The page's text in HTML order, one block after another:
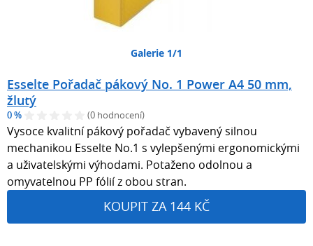
Galerie 1/1
Esselte Pořadač pákový No. 1 Power A4 50 mm,
žlutý
0 % (0 hodnocení)
Vysoce kvalitní pákový pořadač vybavený silnou
mechanikou Esselte No.1 s vylepšenými ergonomickými
a uživatelskými výhodami. Potaženo odolnou a
omyvatelnou PP fólií z obou stran.
KOUPIT ZA 144 KČ